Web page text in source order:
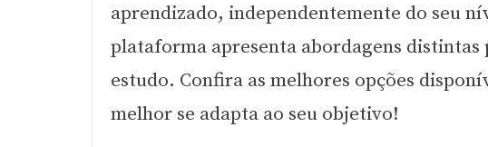
aprendizado, independentemente do seu
plataforma apresenta abordagens
estudo. Confira as melhores opções
melhor se adapta ao seu objetivo!